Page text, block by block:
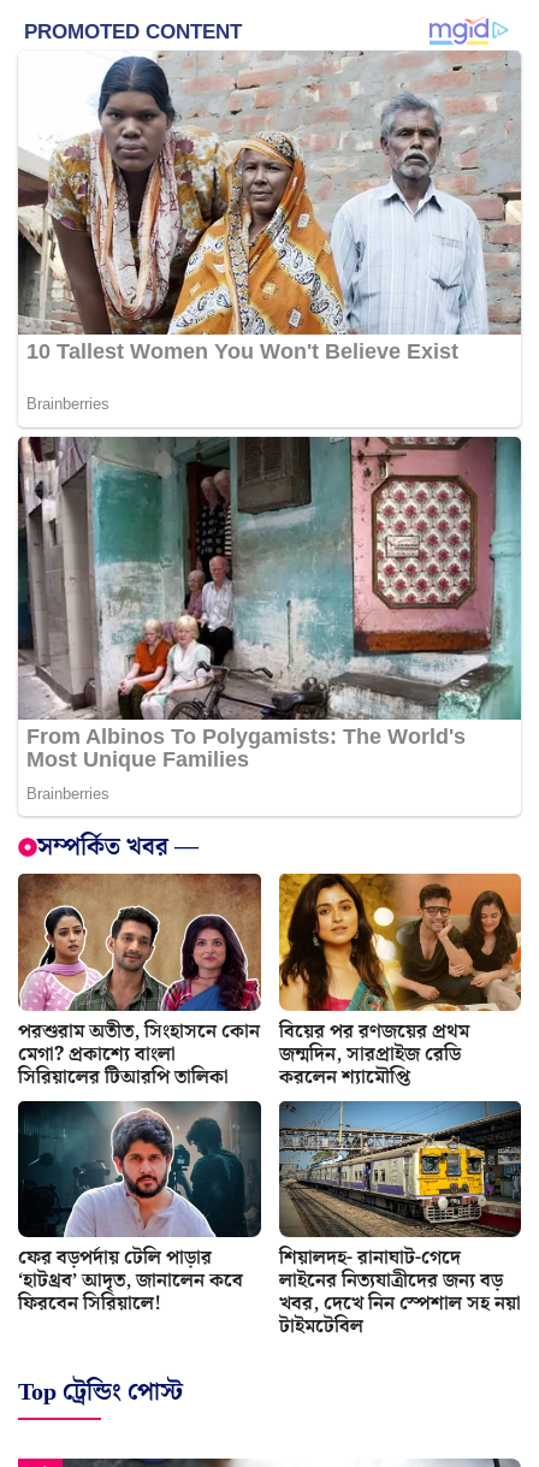
সম্পর্কিত খবর —
পরশুরাম অতীত, সিংহাসনে কোন
মেগা? প্রকাশ্যে বাংলা
সিরিয়ালের টিআরপি তালিকা
বিয়ের পর রণজয়ের প্রথম
জন্মদিন, সারপ্রাইজ রেডি
করলেন শ্যামৌপ্তি
ফের বড়পর্দায় টেলি পাড়ার
‘হাটথ্রব’ আদৃত, জানালেন কবে
ফিরবেন সিরিয়ালে!
শিয়ালদহ- রানাঘাট-গেদে
লাইনের নিত্যযাত্রীদের জন্য বড়
খবর, দেখে নিন স্পেশাল সহ নয়া
টাইমটেবিল
Top ট্রেন্ডিং পোস্ট